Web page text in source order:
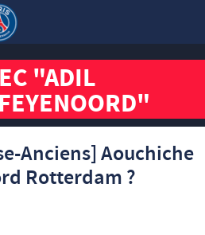
"ADIL
Anciens] Aouchiche
Rotterdam ?